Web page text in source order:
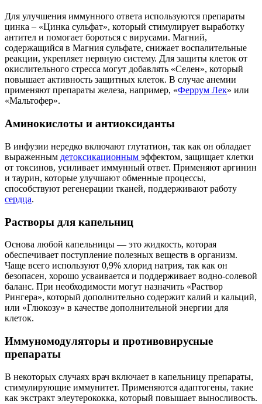
Для улучшения иммунного ответа используются препараты
цинка – «Цинка сульфат», который стимулирует выработку
антител и помогает бороться с вирусами. Магний,
содержащийся в Магния сульфате, снижает воспалительные
реакции, укрепляет нервную систему. Для защиты клеток от
окислительного стресса могут добавлять «Селен», который
повышает активность защитных клеток. В случае анемии
применяют препараты железа, например, «Феррум Лек» или
«Мальтофер».
Аминокислоты и антиоксиданты
В инфузии нередко включают глутатион, так как он обладает
выраженным детоксикационным эффектом, защищает клетки
от токсинов, усиливает иммунный ответ. Применяют аргинин
и таурин, которые улучшают обменные процессы,
способствуют регенерации тканей, поддерживают работу
сердца.
Растворы для капельниц
Основа любой капельницы — это жидкость, которая
обеспечивает поступление полезных веществ в организм.
Чаще всего используют 0,9% хлорид натрия, так как он
безопасен, хорошо усваивается и поддерживает водно-солевой
баланс. При необходимости могут назначить «Раствор
Рингера», который дополнительно содержит калий и кальций,
или «Глюкозу» в качестве дополнительной энергии для
клеток.
Иммуномодуляторы и противовирусные
препараты
В некоторых случаях врач включает в капельницу препараты,
стимулирующие иммунитет. Применяются адаптогены, такие
как экстракт элеутерококка, который повышает выносливость.